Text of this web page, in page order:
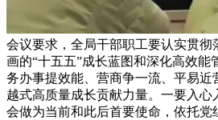
会议要求，全局干部职工要认实贯彻
画的“十五五”成长蓝图和深化高效能
务办事提效能、营商争一流、平易近
越式高质量成长贡献力量。一要入心
会做为当前和此后首要使命，依托党